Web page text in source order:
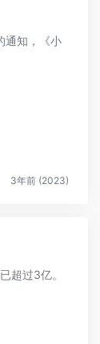
通知，《小
3年前 (2023)
超过3亿。